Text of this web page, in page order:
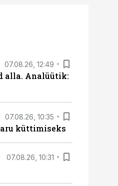
07.08.26, 12:49
alla. Analüütik:
07.08.26, 10:35
küttimiseks
07.08.26, 10:31